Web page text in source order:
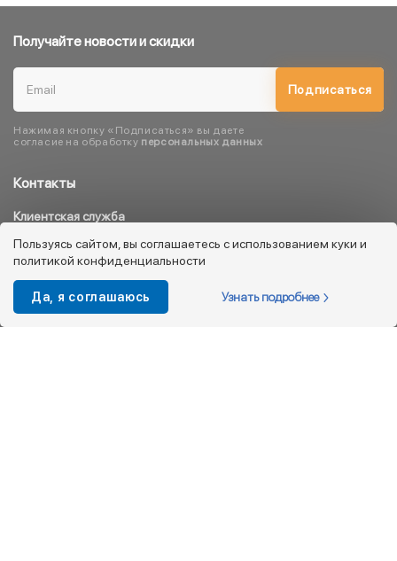
Контакты
Клиентская служба
8 800 333 08 45
info@kotofey.ru
Магазины в Москва (50)
Получайте новости и скидки
Подписаться
Нажимая кнопку «Подписаться» вы даете
согласие на обработку персональных данных
Пользуясь сайтом, вы соглашаетесь с использованием куки и
политикой конфиденциальности
Да, я соглашаюсь Узнать подробнее